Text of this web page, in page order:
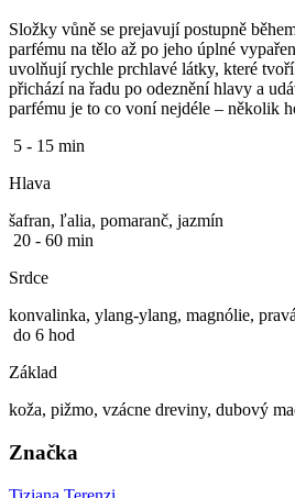
Složky vůně se prejavují postupně
parfému na tělo až po jeho úplné
uvolňují rychle prchlavé látky, které
přichází na řadu po odeznění hlavy a
parfému je to co voní nejdéle – několik
5 - 15 min
Hlava
šafran, ľalia, pomaranč, jazmín
20 - 60 min
Srdce
konvalinka, ylang-ylang, magnólie,
do 6 hod
Základ
koža, pižmo, vzácne dreviny, dubový
Značka